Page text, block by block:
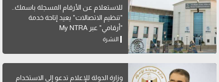
للاستعلام عن الأرقام المسجلة باسمك..
"تنظيم الاتصالات" يعيد إتاحة خدمة
"أرقامي" عبر My NTRA
النشرة
وزارة الدولة للإعلام تدعو إلى الاستخدام